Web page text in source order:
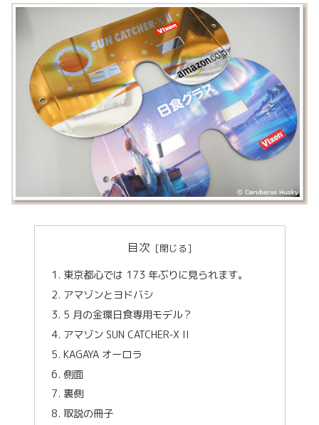
目次
東京都心では 173 年ぶりに見られます。
アマゾンとヨドバシ
5 月の金環日食専用モデル？
アマゾン SUN CATCHER-X II
KAGAYA オーロラ
側面
裏側
取説の冊子